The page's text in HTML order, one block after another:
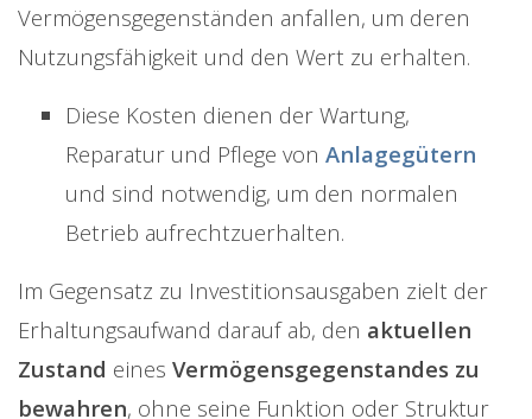
Vermögensgegenständen anfallen, um deren
Nutzungsfähigkeit und den Wert zu erhalten.
Diese Kosten dienen der Wartung,
Reparatur und Pflege von Anlagegütern
und sind notwendig, um den normalen
Betrieb aufrechtzuerhalten.
Im Gegensatz zu Investitionsausgaben zielt der
Erhaltungsaufwand darauf ab, den aktuellen
Zustand eines Vermögensgegenstandes zu
bewahren, ohne seine Funktion oder Struktur